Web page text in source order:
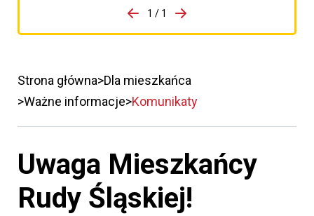
porzpedniego komunikatu
1 / 1
Przejdź do następnego
Strona główna Dla mieszkańca
Ważne informacje Komunikaty
Uwaga Mieszkańcy
Rudy Śląskiej!